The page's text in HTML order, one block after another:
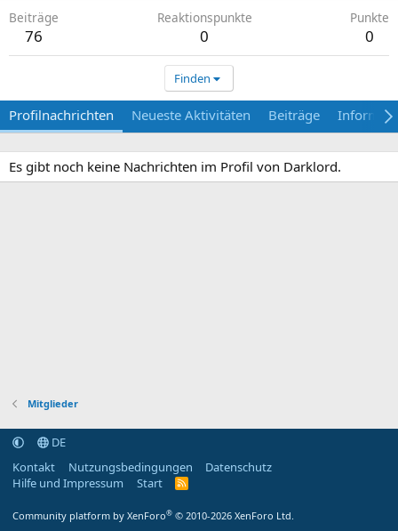
Beiträge
76
Reaktionspunkte
0
Punkte
0
Finden
Profilnachrichten Neueste Aktivitäten Beiträge
Es gibt noch keine Nachrichten im Profil von Darklord.
Mitglieder
DE
Kontakt
Nutzungsbedingungen
Datenschutz
Hilfe und Impressum
Start
R
Community platform by XenForo® © 2010-2026 XenForo Ltd.